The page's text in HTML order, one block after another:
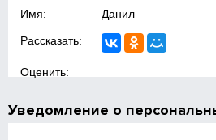
Имя: Данил
Рассказать:
Оценить:
Уведомление о